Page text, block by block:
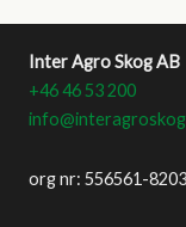
Inter Agro Skog AB
+46 46 53 200
org nr: 556561-8203